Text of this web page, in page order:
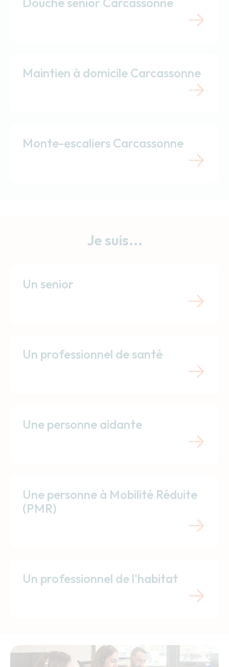
Maintien à domicile Carcassonne
Monte-escaliers Carcassonne
Je suis...
Un senior
Un professionnel de santé
Une personne aidante
Une personne à Mobilité Réduite
(PMR)
Un professionnel de l'habitat